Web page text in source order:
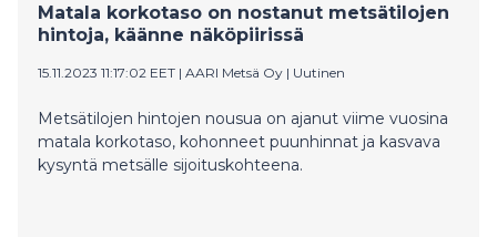
Matala korkotaso on nostanut metsätilojen
hintoja, käänne näköpiirissä
15.11.2023 11:17:02 EET | AARI Metsä Oy | Uutinen
Metsätilojen hintojen nousua on ajanut viime vuosina
matala korkotaso, kohonneet puunhinnat ja kasvava
kysyntä metsälle sijoituskohteena.